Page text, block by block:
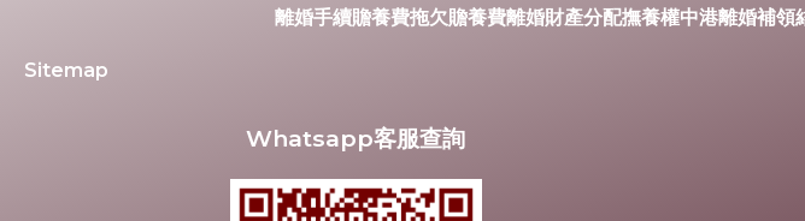
離婚手續贍養費拖欠贍養費離婚財產分配撫養權中港離婚補領
Sitemap
Whatsapp客服查詢